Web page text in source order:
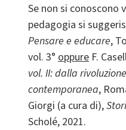
Se non si conoscono
pedagogia si
Pensare e educare,
vol. 3° oppure F.
vol. II: dalla
contemporanea,
Giorgi (a cura di),
Scholé, 2021.